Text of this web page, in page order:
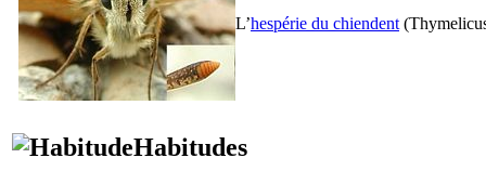
L’hespérie du chiendent (
Habitudes